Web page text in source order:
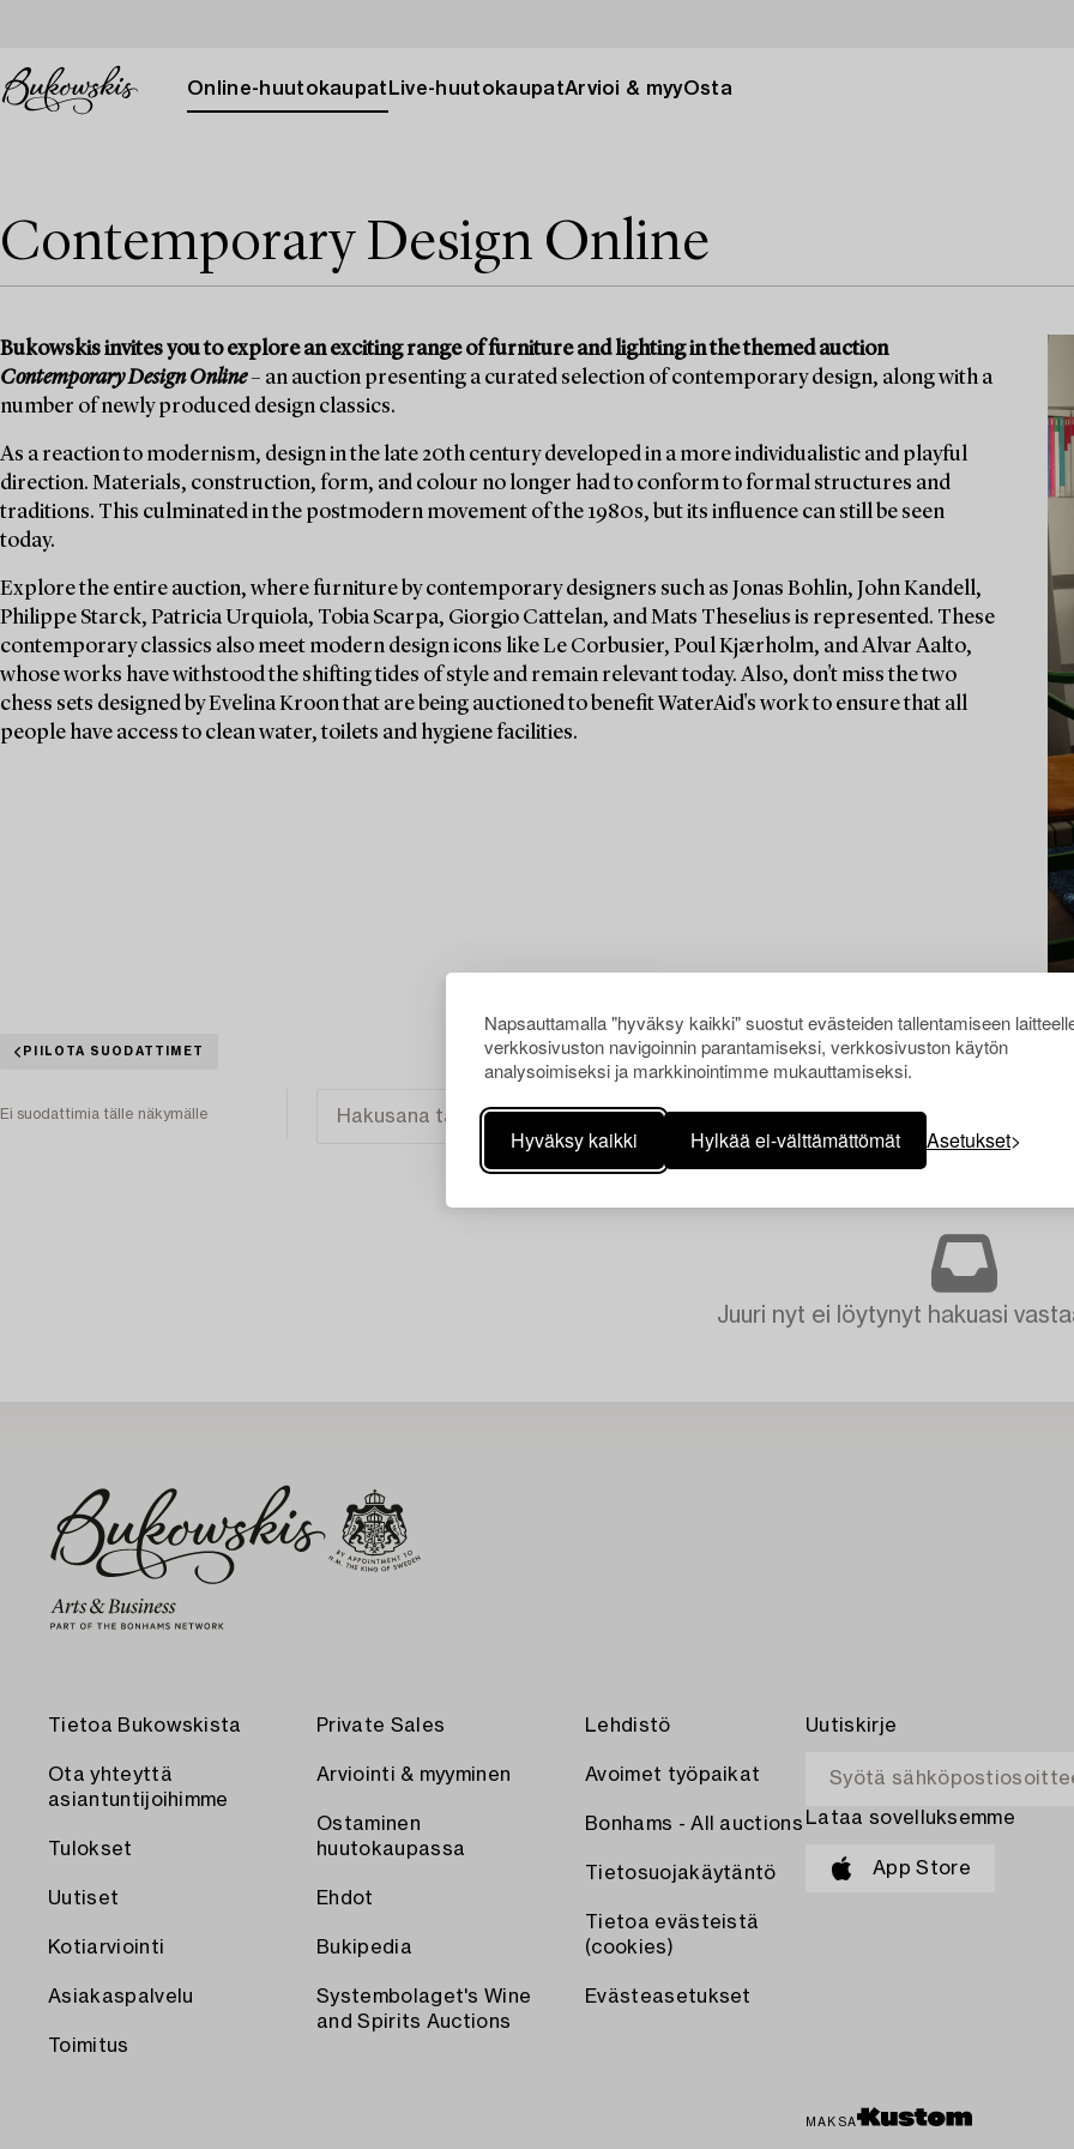
Napsauttamalla "hyväksy kaikki" suostut evästeiden tallentamiseen
verkkosivuston navigoinnin parantamiseksi, verkkosivuston käytön
analysoimiseksi ja markkinointimme mukauttamiseksi.
Hyväksy kaikki Hylkää ei-välttämättömät Asetukset
Online-huutokaupat Live-huutokaupatArvioi & myyOsta
Contemporary Design Online
Bukowskis invites you to explore an exciting range of furniture and lighting in the themed auction
Contemporary Design Online– an auction presenting a curated selection of contemporary design, along with a
number of newly produced design classics.
As a reaction to modernism, design in the late 20th century developed in a more individualistic and playful
direction. Materials, construction, form, and colour no longer had to conform to formal structures and
traditions. This culminated in the postmodern movement of the 1980s, but its influence can still be seen
today.
Explore the entire auction, where furniture by contemporary designers such as Jonas Bohlin, John Kandell,
Philippe Starck, Patricia Urquiola, Tobia Scarpa, Giorgio Cattelan, and Mats Theselius is represented. These
contemporary classics also meet modern design icons like Le Corbusier, Poul Kjærholm, and Alvar Aalto,
whose works have withstood the shifting tides of style and remain relevant today. Also, don't miss the two
chess sets designed by Evelina Kroon that are being auctioned to benefit WaterAid's work to ensure that all
people have access to clean water, toilets and hygiene facilities.
PIILOTA SUODATTIMET
Ei suodattimia tälle näkymälle
Juuri nyt ei löytynyt hakuasi
Tietoa Bukowskista
Ota yhteyttä
asiantuntijoihimme
Tulokset
Uutiset
Kotiarviointi
Asiakaspalvelu
Toimitus
Private Sales
Arviointi & myyminen
Ostaminen
huutokaupassa
Ehdot
Bukipedia
Systembolaget's Wine
and Spirits Auctions
Lehdistö
Avoimet työpaikat
Bonhams - All auctions
Tietosuojakäytäntö
Tietoa evästeistä
(cookies)
Evästeasetukset
Uutiskirje
Lataa sovelluksemme
App Store
MAKSA